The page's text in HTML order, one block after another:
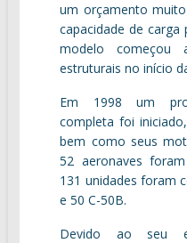
um orçamento
capacidade de carga
modelo começou
estruturais no início
Em 1998 um
completa foi
bem como seus
52 aeronaves
131 unidades foram
e 50 C-50B.
Devido ao seu